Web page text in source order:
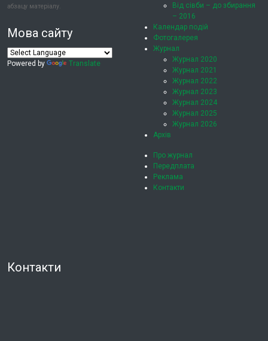
абзацу матеріалу.
Мова сайту
Powered by Translate
Від сівби – до збирання
– 2016
Календар подій
Фотогалерея
Журнал
Журнал 2020
Журнал 2021
Журнал 2022
Журнал 2023
Журнал 2024
Журнал 2025
Журнал 2026
Архів
Про журнал
Передплата
Реклама
Контакти
Контакти